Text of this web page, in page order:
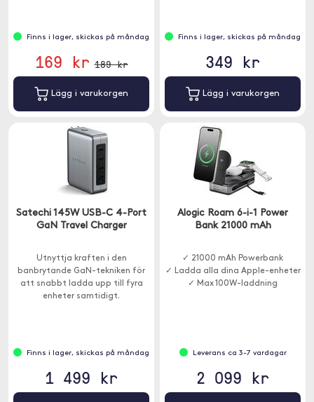
Finns i lager, skickas på måndag
169 kr 189 kr
Lägg i varukorgen
Finns i lager, skickas på måndag
349 kr
Lägg i varukorgen
Satechi 145W USB-C 4-Port
GaN Travel Charger
Utnyttja kraften i den
banbrytande GaN-tekniken för
att snabbt ladda upp till fyra
enheter samtidigt.
Finns i lager, skickas på måndag
1 499 kr
Alogic Roam 6-i-1 Power
Bank 21000 mAh
✓ 21000 mAh Powerbank
✓ Ladda alla dina Apple-enheter
✓ Max 100W-laddning
Leverans ca 3-7 vardagar
2 099 kr